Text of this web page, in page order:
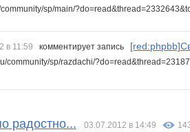
community/sp/main/
в 11:59 комментирует запись
community/sp/razdachi/
радостно... 03.07.2012 в 14:49